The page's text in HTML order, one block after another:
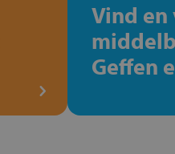
Vind
Geffen